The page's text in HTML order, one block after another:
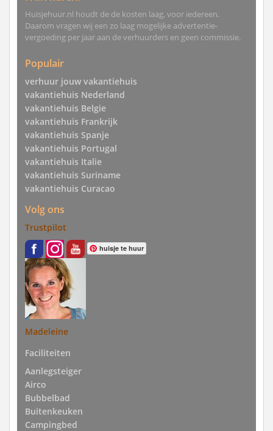
Huisjehuur.nl houdt de de kosten laag, voor iedereen.
Daarom vragen wij een zo laag mogelijke advertentie-
vergoeding per jaar aan de verhuurders en geen commissie.
Populair
verhuur jouw vakantiehuis
vakantiehuis Nederland
vakantiehuis Belgie
vakantiehuis Frankrijk
vakantiehuis Spanje
vakantiehuis Portugal
vakantiehuis Italie
vakantiehuis Suriname
vakantiehuis Curacao
Volg ons
Trustpilot
huisje te huur
Madeleine
Faciliteiten
Aanlegsteiger
Airco
Bubbelbad
Buitenkeuken
Campingbed